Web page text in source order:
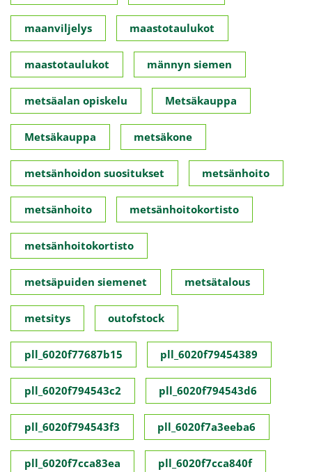
maanviljelys maastotaulukot
maastotaulukot männyn siemen
metsäalan opiskelu Metsäkauppa
Metsäkauppa metsäkone
metsänhoidon suositukset metsänhoito
metsänhoito metsänhoitokortisto
metsänhoitokortisto
metsäpuiden siemenet metsätalous
metsitys outofstock
pll_6020f77687b15 pll_6020f79454389
pll_6020f794543c2 pll_6020f794543d6
pll_6020f794543f3 pll_6020f7a3eeba6
pll_6020f7cca83ea pll_6020f7cca840f